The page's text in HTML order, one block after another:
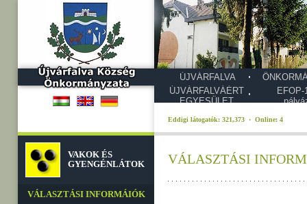
ÚJVÁRFALVA
ÚJVÁRFALVÁÉRT
EGYESÜLET
EFOP-
Eddigi látogatók: 321,373 · Online: 4
VAKOK ÉS
GYENGÉNLÁTOK
VÁLASZTÁSI INFORMÁIÓK
VÁLASZTÁSI